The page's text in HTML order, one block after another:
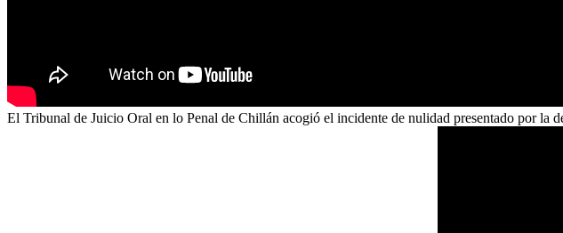
El Tribunal de Juicio Oral en lo Penal de Chillán acogió el incidente de nulidad presentado por